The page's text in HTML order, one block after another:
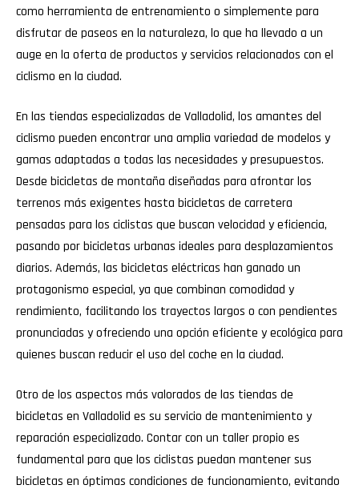
como herramienta de entrenamiento o simplemente para
disfrutar de paseos en la naturaleza, lo que ha llevado a un
auge en la oferta de productos y servicios relacionados con el
ciclismo en la ciudad.
En las tiendas especializadas de Valladolid, los amantes del
ciclismo pueden encontrar una amplia variedad de modelos y
gamas adaptadas a todas las necesidades y presupuestos.
Desde bicicletas de montaña diseñadas para afrontar los
terrenos más exigentes hasta bicicletas de carretera
pensadas para los ciclistas que buscan velocidad y eficiencia,
pasando por bicicletas urbanas ideales para desplazamientos
diarios. Además, las bicicletas eléctricas han ganado un
protagonismo especial, ya que combinan comodidad y
rendimiento, facilitando los trayectos largos o con pendientes
pronunciadas y ofreciendo una opción eficiente y ecológica para
quienes buscan reducir el uso del coche en la ciudad.
Otro de los aspectos más valorados de las tiendas de
bicicletas en Valladolid es su servicio de mantenimiento y
reparación especializado. Contar con un taller propio es
fundamental para que los ciclistas puedan mantener sus
bicicletas en óptimas condiciones de funcionamiento, evitando